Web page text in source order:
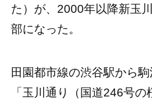
た）が、2000年以降新玉
部になった。
田園都市線の渋谷駅から駒
「玉川通り（国道246号